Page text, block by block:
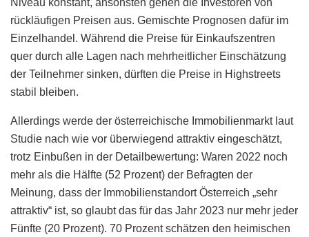
rückläufigen Preisen aus. Gemischte Prognosen dafür im
Einzelhandel. Während die Preise für Einkaufszentren
quer durch alle Lagen nach mehrheitlicher Einschätzung
der Teilnehmer sinken, dürften die Preise in Highstreets
stabil bleiben.
Allerdings werde der österreichische Immobilienmarkt laut
Studie nach wie vor überwiegend attraktiv eingeschätzt,
trotz Einbußen in der Detailbewertung: Waren 2022 noch
mehr als die Hälfte (52 Prozent) der Befragten der
Meinung, dass der Immobilienstandort Österreich „sehr
attraktiv“ ist, so glaubt das für das Jahr 2023 nur mehr jeder
Fünfte (20 Prozent). 70 Prozent schätzen den heimischen